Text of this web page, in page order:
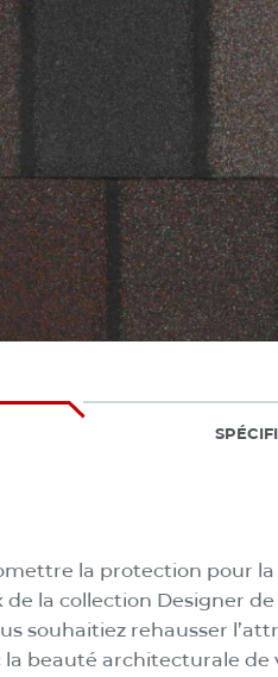
la protection pour
la collection Designer de
souhaitiez rehausser
beauté architecturale de